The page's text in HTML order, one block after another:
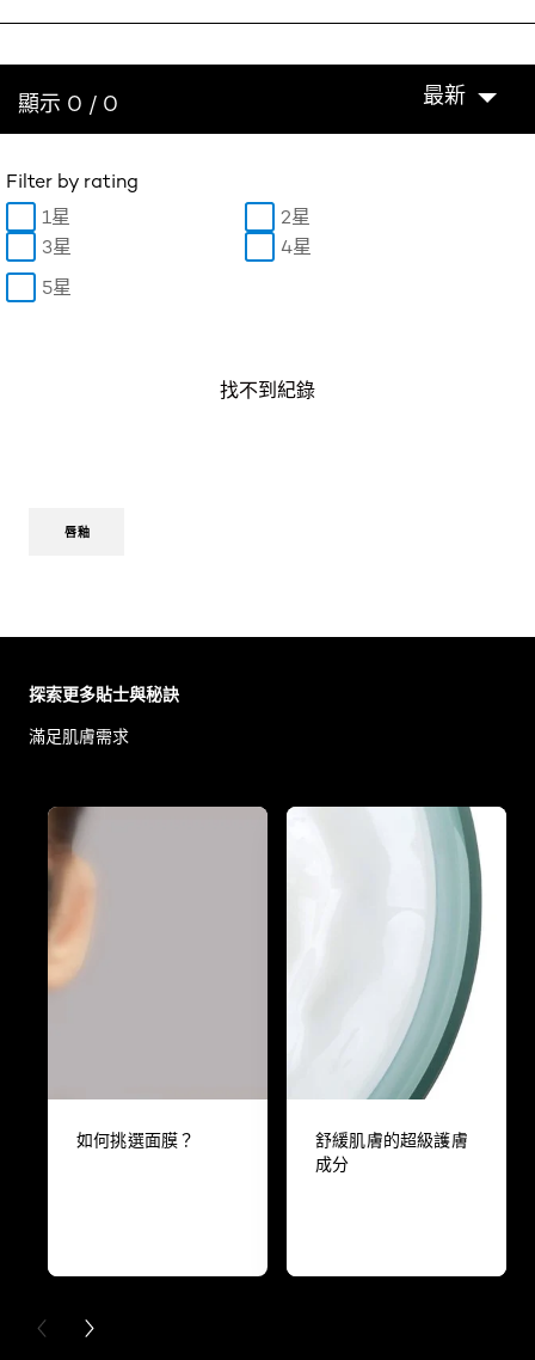
顯示 0 / 0 最新
Filter by rating
1星
2星
3星
4星
5星
找不到紀錄
唇釉
探索更多貼士與秘訣
滿足肌膚需求
如何挑選面膜？
舒緩肌膚的超級護膚
成分
PREVIOUS CARD
NEXT CARD